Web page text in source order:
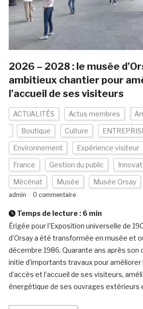
2026 – 2028 : le musée
ambitieux chantier pour
l’accueil de ses visiteurs
ACTUALITÉS Actus membres
Boutique Culture
Environnement Expérience visiteur
France Gestion du public
Mécénat Musée Musée Orsay
admin
0 commentaire
Temps de lecture : 6 min
Érigée pour l’Exposition universelle de
d’Orsay a été transformée en musée et
décembre 1986. Quarante ans après son
initie d’importants travaux pour
d’accès et l’accueil de ses visiteurs,
énergétique de ses ouvrages extérieurs